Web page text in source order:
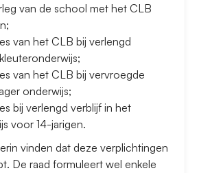
van de school met het CLB
van het CLB bij verlengd
van het CLB bij vervroegde
onderwijs;
bij verlengd verblijf in het
voor 14-jarigen.
vinden dat deze verplichtingen
De raad formuleert wel enkele